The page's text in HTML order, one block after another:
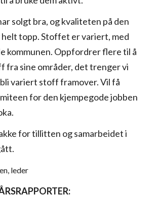
solgt bra, og kvaliteten på den
helt topp. Stoffet er variert, med
kommunen. Oppfordrer flere til å
fra sine områder, det trenger vi
variert stoff framover. Vil få
for den kjempegode jobben
for tillitten og samarbeidet i
leder